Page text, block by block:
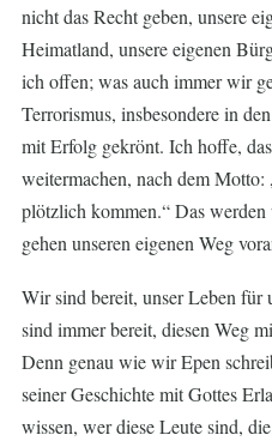
nicht das Recht geben, unsere
Heimatland, unsere eigenen
ich offen; was auch immer wir
Terrorismus, insbesondere in
mit Erfolg gekrönt. Ich hoffe,
weitermachen, nach dem
plötzlich kommen.“ Das
gehen unseren eigenen Weg
Wir sind bereit, unser Leben für
sind immer bereit, diesen Weg
Denn genau wie wir Epen
seiner Geschichte mit Gottes
wissen, wer diese Leute sind,